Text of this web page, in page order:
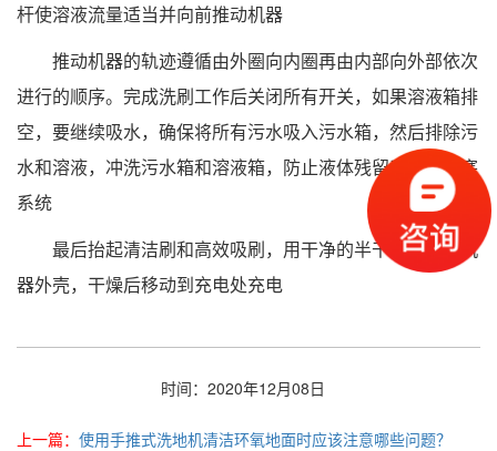
杆使溶液流量适当并向前推动机器
推动机器的轨迹遵循由外圈向内圈再由内部向外部依次
进行的顺序。完成洗刷工作后关闭所有开关，如果溶液箱排
空，要继续吸水，确保将所有污水吸入污水箱，然后排除污
水和溶液，冲洗污水箱和溶液箱，防止液体残留干燥后堵塞
系统
最后抬起清洁刷和高效吸刷，用干净的半干抹布擦拭机
器外壳，干燥后移动到充电处充电
时间：2020年12月08日
上一篇： 使用手推式洗地机清洁环氧地面时应该注意哪些问题？